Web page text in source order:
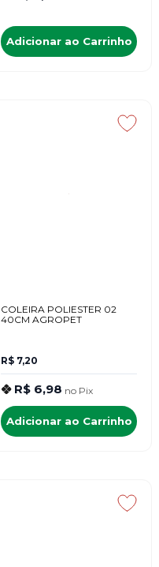
Adicionar ao Carrinho
COLEIRA POLIESTER 02
40CM AGROPET
R$ 7,20
R$ 6,98 no Pix
Adicionar ao Carrinho